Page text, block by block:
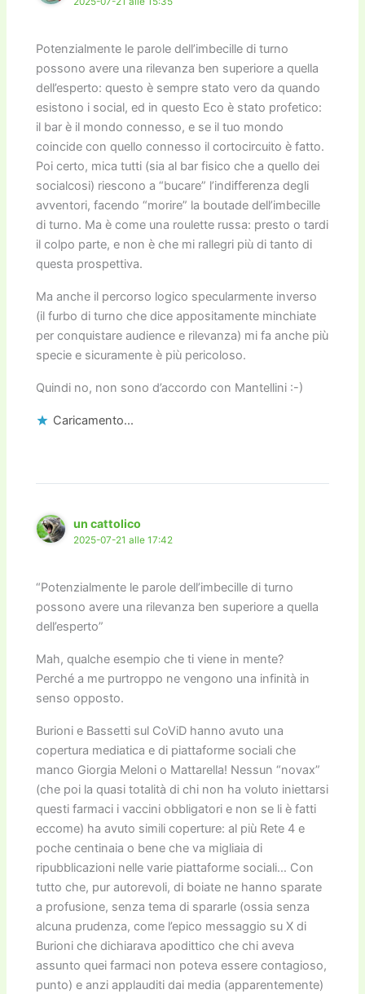
Potenzialmente le parole dell’imbecille di turno
possono avere una rilevanza ben superiore a quella
dell’esperto: questo è sempre stato vero da quando
esistono i social, ed in questo Eco è stato profetico:
il bar è il mondo connesso, e se il tuo mondo
coincide con quello connesso il cortocircuito è fatto.
Poi certo, mica tutti (sia al bar fisico che a quello dei
socialcosi) riescono a “bucare” l’indifferenza degli
avventori, facendo “morire” la boutade dell’imbecille
di turno. Ma è come una roulette russa: presto o tardi
il colpo parte, e non è che mi rallegri più di tanto di
questa prospettiva.
Ma anche il percorso logico specularmente inverso
(il furbo di turno che dice appositamente minchiate
per conquistare audience e rilevanza) mi fa anche più
specie e sicuramente è più pericoloso.
Quindi no, non sono d’accordo con Mantellini :-)
Caricamento...
un cattolico
2025-07-21 alle 17:42
“Potenzialmente le parole dell’imbecille di turno
possono avere una rilevanza ben superiore a quella
dell’esperto”
Mah, qualche esempio che ti viene in mente?
Perché a me purtroppo ne vengono una infinità in
senso opposto.
Burioni e Bassetti sul CoViD hanno avuto una
copertura mediatica e di piattaforme sociali che
manco Giorgia Meloni o Mattarella! Nessun “novax”
(che poi la quasi totalità di chi non ha voluto iniettarsi
questi farmaci i vaccini obbligatori e non se li è fatti
eccome) ha avuto simili coperture: al più Rete 4 e
poche centinaia o bene che va migliaia di
ripubblicazioni nelle varie piattaforme sociali… Con
tutto che, pur autorevoli, di boiate ne hanno sparate
a profusione, senza tema di spararle (ossia senza
alcuna prudenza, come l’epico messaggio su X di
Burioni che dichiarava apodittico che chi aveva
assunto quei farmaci non poteva essere contagioso,
punto) e anzi applauditi dai media (apparentemente)